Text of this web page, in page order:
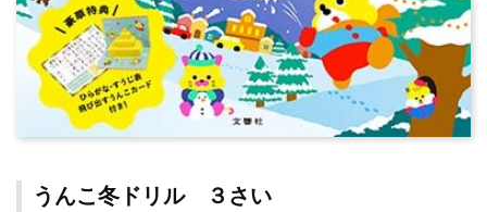
うんこ冬ドリル ３さい